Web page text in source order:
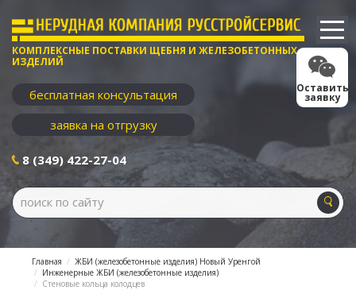
Оставить
заявку
КОМПЛЕКСНЫЕ ПОСТАВКИ ЩЕБНЯ И ЖЕЛЕЗОБЕТОННЫХ
ИЗДЕЛИЙ
бесплатная консультация
заявка на отгрузку
8 (349) 422-27-04
Главная
ЖБИ (железобетонные изделия) Новый Уренгой
Инженерные ЖБИ (железобетонные изделия)
Стеновые кольца колодцев